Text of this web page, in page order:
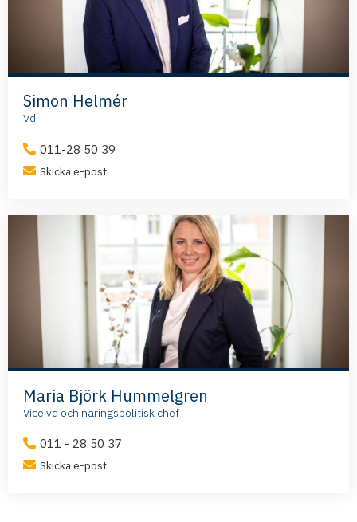
Simon Helmér
Vd
011-28 50 39
Skicka e-post
Maria Björk Hummelgren
Vice vd och näringspolitisk chef
011 - 28 50 37
Skicka e-post